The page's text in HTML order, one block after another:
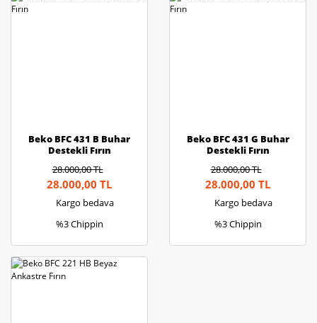
Beko BFC 431 B Buhar
Destekli Fırın
28.000,00 TL
28.000,00 TL
Kargo bedava
%3 Chippin
Beko BFC 431 G Buhar
Destekli Fırın
28.000,00 TL
28.000,00 TL
Kargo bedava
%3 Chippin